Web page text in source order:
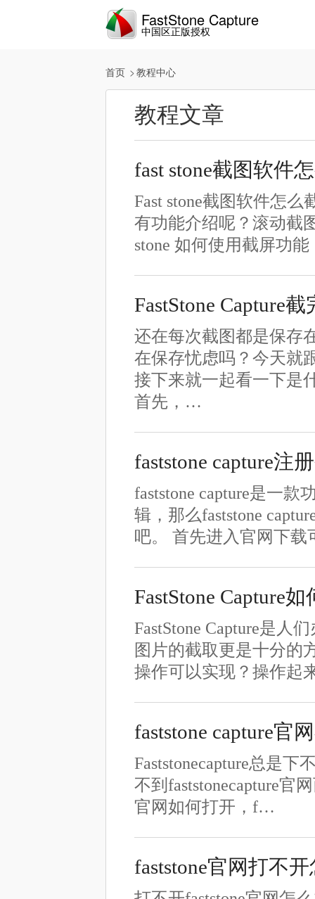
FastStone Capture
中国区正版授权
首页 教程中心
教程文章
fast stone截图软件
Fast stone截图软件怎
有功能介绍呢？滚动截
stone 如何使用截屏功
FastStone Capture
还在每次截图都是保存
在保存忧虑吗？今天就
接下来就一起看一下是
首先，…
faststone capture注
faststone capture是一
辑，那么faststone
吧。 首先进入官网下
FastStone Capture
FastStone Capture是人
图片的截取更是十分的
操作可以实现？操作起
faststone capture官
Faststonecapture总是
不到faststonecapture官
官网如何打开，f…
faststone官网打不